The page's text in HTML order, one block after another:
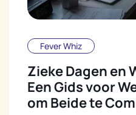
Fever Whiz
Zieke Dagen en
Een Gids voor
om Beide te